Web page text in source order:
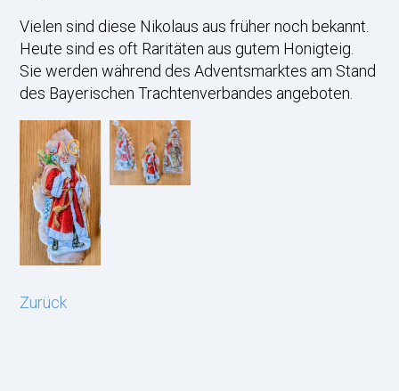
Vielen sind diese Nikolaus aus früher noch bekannt.
Heute sind es oft Raritäten aus gutem Honigteig.
Sie werden während des Adventsmarktes am Stand
des Bayerischen Trachtenverbandes angeboten.
Zurück